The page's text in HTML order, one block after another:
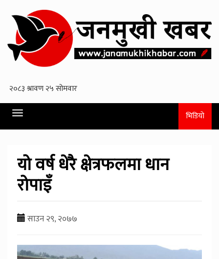
Toggle
navigation
भिडियो
यो वर्ष धेरै क्षेत्रफलमा धान
रोपाइँ
साउन २९, २०७७